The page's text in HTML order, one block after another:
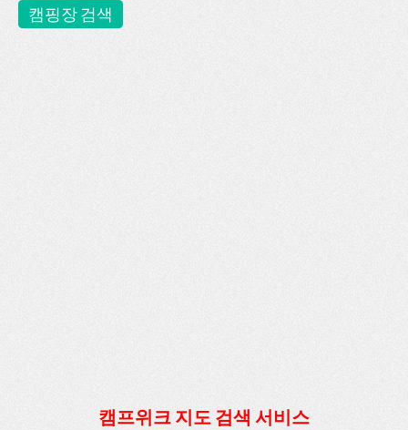
캠핑장 검색
캠프위크 지도 검색 서비스